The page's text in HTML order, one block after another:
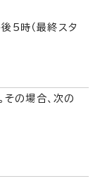
5時（最終スタ
その場合、次の